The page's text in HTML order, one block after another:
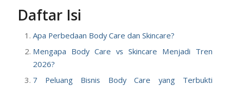
Daftar Isi
Apa Perbedaan Body Care dan Skincare?
Mengapa Body Care vs Skincare Menjadi Tren
2026?
7 Peluang Bisnis Body Care yang Terbukti